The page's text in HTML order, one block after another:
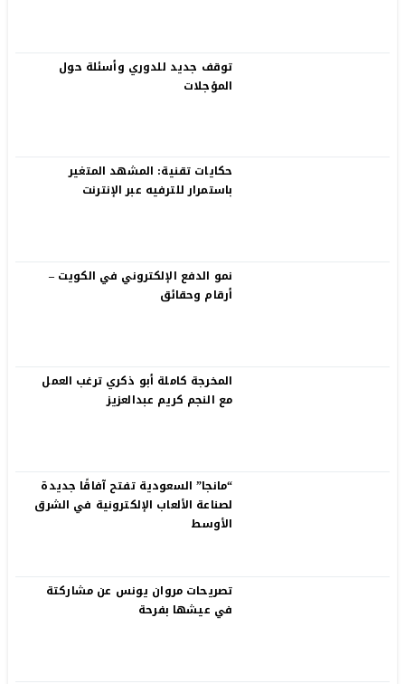
توقف جديد للدوري وأسئلة حول
المؤجلات
حكايات تقنية: المشهد المتغير
باستمرار للترفيه عبر الإنترنت
نمو الدفع الإلكتروني في الكويت –
أرقام وحقائق
المخرجة كاملة أبو ذكري ترغب العمل
مع النجم كريم عبدالعزيز
“مانجا” السعودية تفتح آفاقًا جديدة
لصناعة الألعاب الإلكترونية في الشرق
الأوسط
تصريحات مروان يونس عن مشاركتة
في عيشها بفرحة